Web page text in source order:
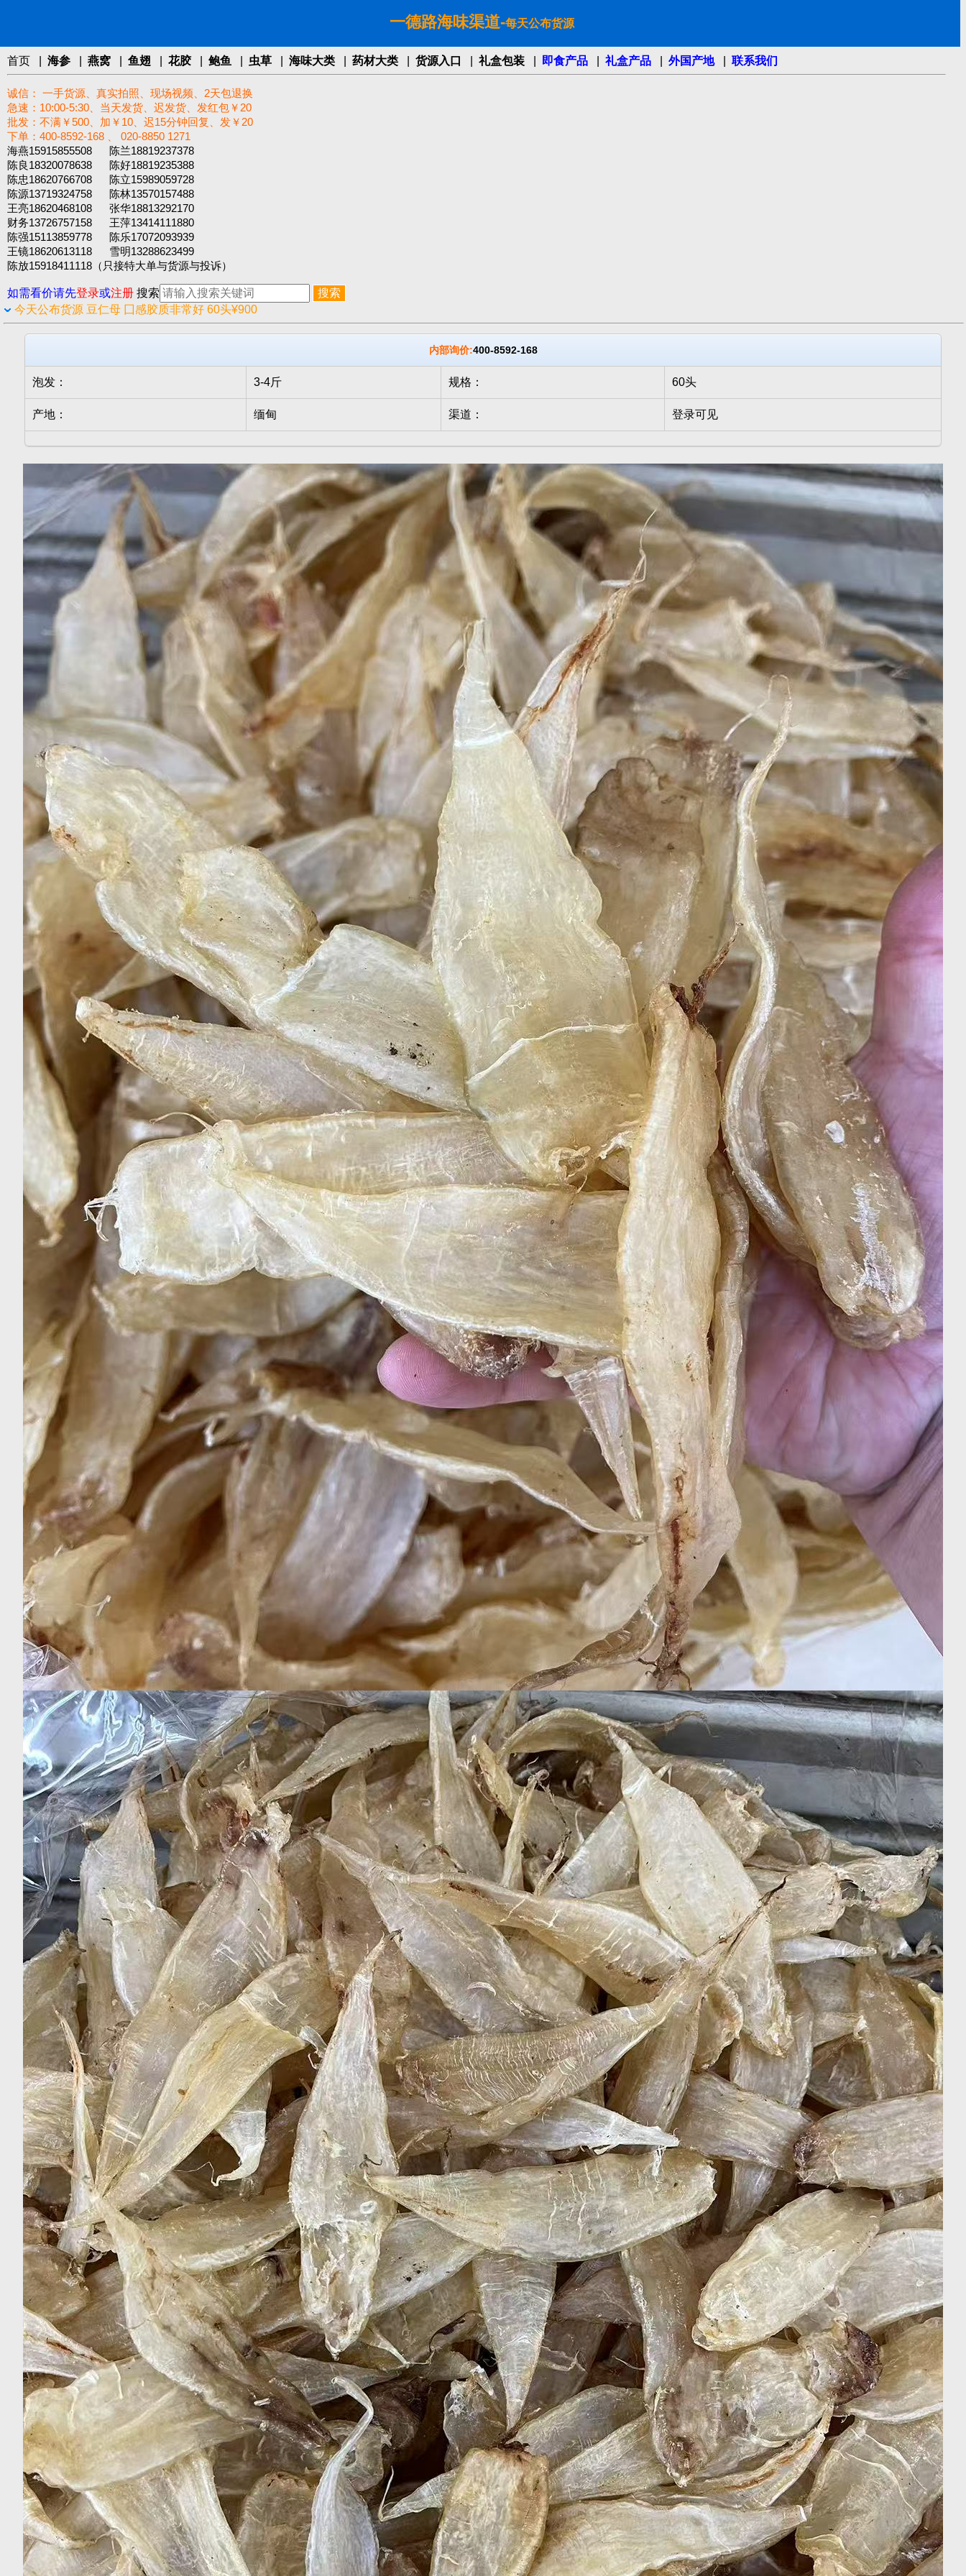
一德路海味渠道-每天公布货源
首页 海参 燕窝 鱼翅 花胶 鲍鱼 虫草 海味大类 药材大类 货源入口 礼盒包装 即食产品 礼盒产品 外国产地| 联系我们
诚信： 一手货源、真实拍照、现场视频、2天包退换
急速：10:00-5:30、当天发货、迟发货、发红包￥20
批发：不满￥500、加￥10、迟15分钟回复、发￥20
下单：400-8592-168 、 020-8850 1271‬
海燕15915855508 陈兰18819237378
陈良18320078638 陈好18819235388
陈忠18620766708 陈立15989059728
陈源13719324758 陈林13570157488
王亮18620468108 张华18813292170
财务13726757158 王萍13414111880
陈强15113859778 陈乐17072093939
王镜18620613118 雪明13288623499
陈放15918411118（只接特大单与货源与投诉）
如需看价请先登录或注册 搜索
今天公布货源 豆仁母 囗感胶质非常好 60头¥900
内部询价:400-8592-168
泡发： 3-4斤 规格： 60头
产地： 缅甸 渠道： 登录可见